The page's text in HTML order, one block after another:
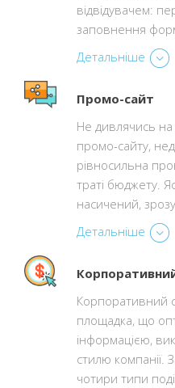
відвідувачем:
заповнення
Детальніше
Промо-сайт
Не дивлячись
промо-сайту,
рівносильна
траті бюджету.
насичений,
Детальніше
Корпоративний
площадка, що
інформацією,
стилю компанії.
чотири типи